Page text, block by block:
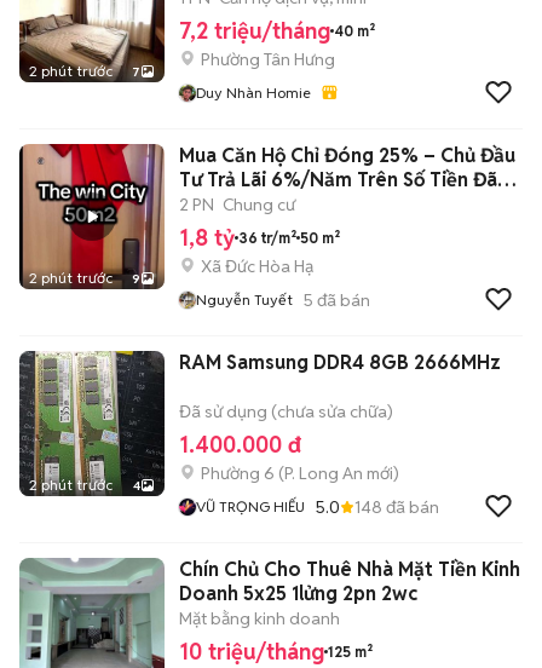
2 phút trước 7
7,2 triệu/tháng 40 m²
Phường Tân Hưng
Duy Nhàn Homie
2 phút trước 9
Mua Căn Hộ Chỉ Đóng 25% – Chủ Đầu
Tư Trả Lãi 6%/Năm Trên Số Tiền Đã
Th
2 PN Chung cư
1,8 tỷ 36 tr/m² 50 m²
Xã Đức Hòa Hạ
Nguyễn Tuyết 5 đã bán
2 phút trước 4
RAM Samsung DDR4 8GB 2666MHz
Đã sử dụng (chưa sửa chữa)
1.400.000 đ
Phường 6 (P. Long An mới)
VŨ TRỌNG HIẾU 5.0 148 đã bán
Chín Chủ Cho Thuê Nhà Mặt Tiền Kinh
Doanh 5x25 1lửng 2pn 2wc
Mặt bằng kinh doanh
10 triệu/tháng 125 m²